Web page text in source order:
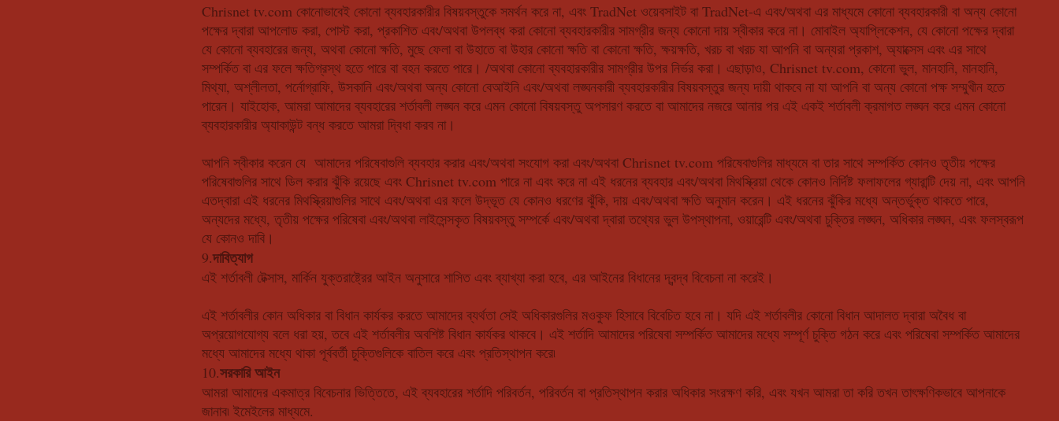
Chrisnet tv.com কোনোভাবেই কোনো ব্যবহারকারীর বিষয়বস্তুকে সমর্থন করে না, এবং TradNet ওয়েবসাইট বা TradNet-এ এবং/অথবা এর মাধ্যমে কোনো ব্যবহারকারী বা অন্য কোনো
পক্ষের দ্বারা আপলোড করা, পোস্ট করা, প্রকাশিত এবং/অথবা উপলব্ধ করা কোনো ব্যবহারকারীর সামগ্রীর জন্য কোনো দায় স্বীকার করে না। মোবাইল অ্যাপ্লিকেশন, যে কোনো পক্ষের দ্বারা
যে কোনো ব্যবহারের জন্য, অথবা কোনো ক্ষতি, মুছে ফেলা বা উহাতে বা উহার কোনো ক্ষতি বা কোনো ক্ষতি, ক্ষয়ক্ষতি, খরচ বা খরচ যা আপনি বা অন্যরা প্রকাশ, অ্যাক্সেস এবং এর সাথে
সম্পর্কিত বা এর ফলে ক্ষতিগ্রস্থ হতে পারে বা বহন করতে পারে। /অথবা কোনো ব্যবহারকারীর সামগ্রীর উপর নির্ভর করা। এছাড়াও, Chrisnet tv.com, কোনো ভুল, মানহানি, মানহানি,
মিথ্যা, অশ্লীলতা, পর্নোগ্রাফি, উসকানি এবং/অথবা অন্য কোনো বেআইনি এবং/অথবা লঙ্ঘনকারী ব্যবহারকারীর বিষয়বস্তুর জন্য দায়ী থাকবে না যা আপনি বা অন্য কোনো পক্ষ সম্মুখীন হতে
পারেন। যাইহোক, আমরা আমাদের ব্যবহারের শর্তাবলী লঙ্ঘন করে এমন কোনো বিষয়বস্তু অপসারণ করতে বা আমাদের নজরে আনার পর এই একই শর্তাবলী ক্রমাগত লঙ্ঘন করে এমন কোনো
ব্যবহারকারীর অ্যাকাউন্ট বন্ধ করতে আমরা দ্বিধা করব না।
আপনি স্বীকার করেন যে আমাদের পরিষেবাগুলি ব্যবহার করার এবং/অথবা সংযোগ করা এবং/অথবা Chrisnet tv.com পরিষেবাগুলির মাধ্যমে বা তার সাথে সম্পর্কিত কোনও তৃতীয় পক্ষের
পরিষেবাগুলির সাথে ডিল করার ঝুঁকি রয়েছে এবং Chrisnet tv.com পারে না এবং করে না এই ধরনের ব্যবহার এবং/অথবা মিথস্ক্রিয়া থেকে কোনও নির্দিষ্ট ফলাফলের গ্যারান্টি দেয় না, এবং আপনি
এতদ্বারা এই ধরনের মিথস্ক্রিয়াগুলির সাথে এবং/অথবা এর ফলে উদ্ভূত যে কোনও ধরণের ঝুঁকি, দায় এবং/অথবা ক্ষতি অনুমান করেন। এই ধরনের ঝুঁকির মধ্যে অন্তর্ভুক্ত থাকতে পারে,
অন্যদের মধ্যে, তৃতীয় পক্ষের পরিষেবা এবং/অথবা লাইসেন্সকৃত বিষয়বস্তু সম্পর্কে এবং/অথবা দ্বারা তথ্যের ভুল উপস্থাপনা, ওয়ারেন্টি এবং/অথবা চুক্তির লঙ্ঘন, অধিকার লঙ্ঘন, এবং ফলস্বরূপ
যে কোনও দাবি।
9.দাবিত্যাগ
এই শর্তাবলী টেক্সাস, মার্কিন যুক্তরাষ্ট্রের আইন অনুসারে শাসিত এবং ব্যাখ্যা করা হবে, এর আইনের বিধানের দ্বন্দ্ব বিবেচনা না করেই।
এই শর্তাবলীর কোন অধিকার বা বিধান কার্যকর করতে আমাদের ব্যর্থতা সেই অধিকারগুলির মওকুফ হিসাবে বিবেচিত হবে না। যদি এই শর্তাবলীর কোনো বিধান আদালত দ্বারা অবৈধ বা
অপ্রয়োগযোগ্য বলে ধরা হয়, তবে এই শর্তাবলীর অবশিষ্ট বিধান কার্যকর থাকবে। এই শর্তাদি আমাদের পরিষেবা সম্পর্কিত আমাদের মধ্যে সম্পূর্ণ চুক্তি গঠন করে এবং পরিষেবা সম্পর্কিত আমাদের
মধ্যে আমাদের মধ্যে থাকা পূর্ববর্তী চুক্তিগুলিকে বাতিল করে এবং প্রতিস্থাপন করে৷
10.সরকারি আইন
আমরা আমাদের একমাত্র বিবেচনার ভিত্তিতে, এই ব্যবহারের শর্তাদি পরিবর্তন, পরিবর্তন বা প্রতিস্থাপন করার অধিকার সংরক্ষণ করি, এবং যখন আমরা তা করি তখন তাৎক্ষণিকভাবে আপনাকে
জানাব৷ ইমেইলের মাধ্যমে.